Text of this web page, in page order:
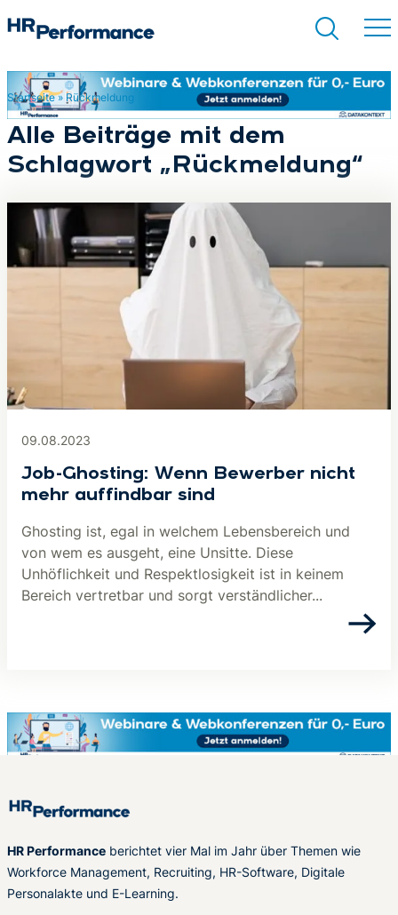
Suchen
Startseite» Rückmeldung
Alle Beiträge mit dem
Schlagwort „Rückmeldung“
09.08.2023
Job-Ghosting: Wenn Bewerber nicht
mehr auffindbar sind
Ghosting ist, egal in welchem Lebensbereich und
von wem es ausgeht, eine Unsitte. Diese
Unhöflichkeit und Respektlosigkeit ist in keinem
Bereich vertretbar und sorgt verständlicher...
HR Performance berichtet vier Mal im Jahr über Themen wie
Workforce Management, Recruiting, HR-Software, Digitale
Personalakte und E-Learning.